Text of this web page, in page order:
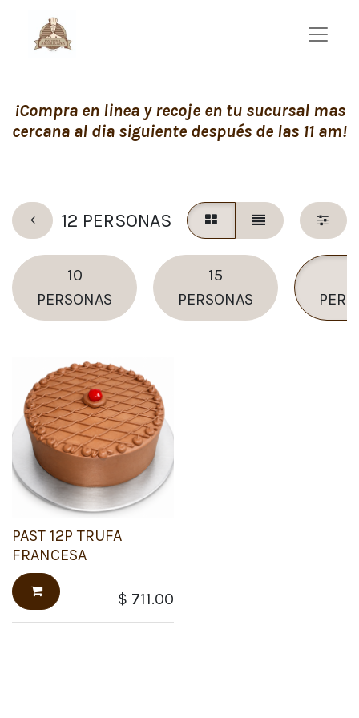
¡Compra en linea y recoje en tu sucursal mas
cercana al dia siguiente después de las 11 am!
12 PERSONAS
10
PERSONAS
15
PERSONAS
PAST 12P TRUFA
FRANCESA
$ 711.00